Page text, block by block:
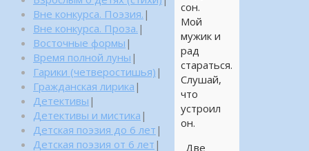
сон.
Мой
мужик и
рад
стараться.
Слушай,
что
устроил
он.
Две
Вне конкурса. Поэзия. |
Вне конкурса. Проза. |
Восточные формы |
Время полной луны |
Гарики (четверостишья) |
Гражданская лирика |
Детективы |
Детективы и мистика |
Детская поэзия до 6 лет |
Детская поэзия от 6 лет |